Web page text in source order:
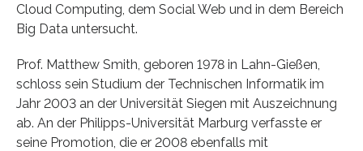
Cloud Computing, dem Social Web und in dem Bereich
Big Data untersucht.
Prof. Matthew Smith, geboren 1978 in Lahn-Gießen,
schloss sein Studium der Technischen Informatik im
Jahr 2003 an der Universität Siegen mit Auszeichnung
ab. An der Philipps-Universität Marburg verfasste er
seine Promotion, die er 2008 ebenfalls mit